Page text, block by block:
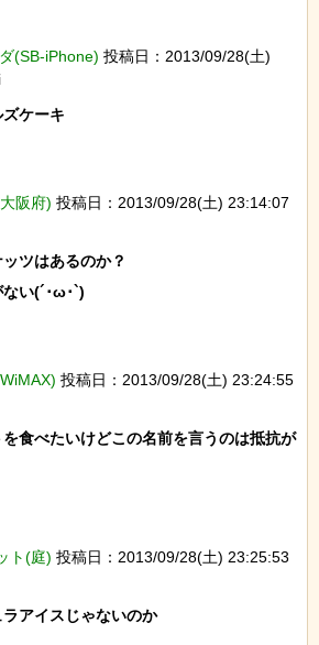
(SB-iPhone) 投稿日：2013/09/28(土)
ケーキ
阪府) 投稿日：2013/09/28(土) 23:14:07
ツはあるのか？
い(´･ω･`)
投稿日：2013/09/28(土) 23:24:55
食べたいけどこの名前を言うのは抵抗が
ト(庭) 投稿日：2013/09/28(土) 23:25:53
アイスじゃないのか